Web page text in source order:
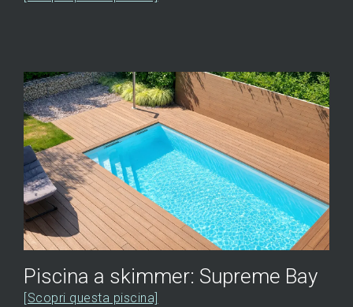
Piscina a skimmer: Supreme Bay
[Scopri questa piscina]